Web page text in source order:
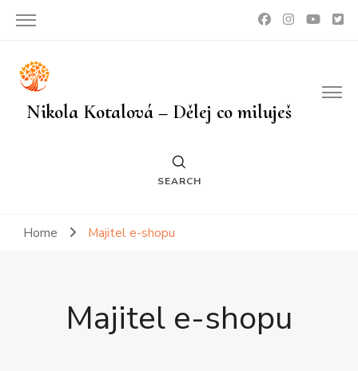
Nikola Kotalová – Dělej co miluješ
SEARCH
Home Majitel e-shopu
Majitel e-shopu